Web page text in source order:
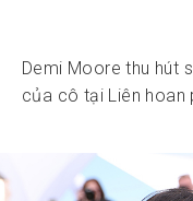
Demi Moore thu hút
của cô tại Liên hoan